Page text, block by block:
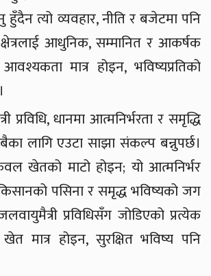
हुँदैन त्यो व्यवहार, नीति र बजेटमा पनि
आधुनिक, सम्मानित र आकर्षक
मात्र होइन, भविष्यप्रतिको
प्रविधि, धानमा आत्मनिर्भरता र समृद्धि
लागि एउटा साझा संकल्प बन्नुपर्छ।
खेतको माटो होइन; यो आत्मनिर्भर
पसिना र समृद्ध भविष्यको जग
प्रविधिसँग जोडिएको प्रत्येक
खेत मात्र होइन, सुरक्षित भविष्य पनि